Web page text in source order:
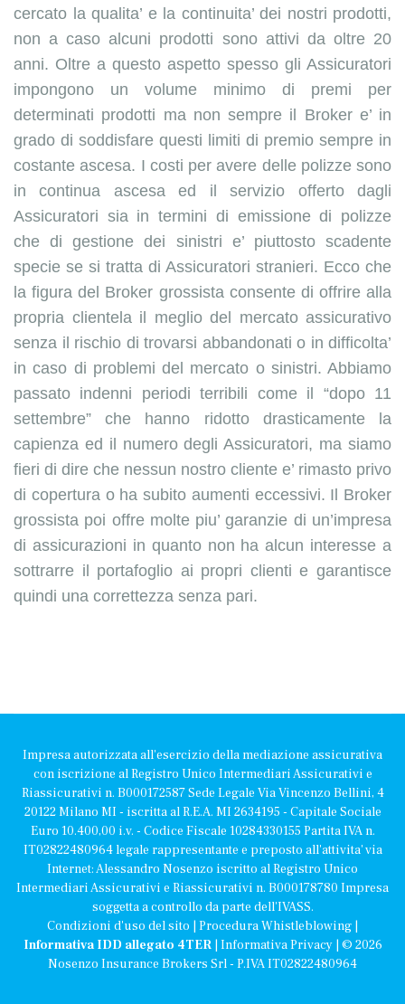
cercato la qualita’ e la continuita’ dei nostri prodotti,
non a caso alcuni prodotti sono attivi da oltre 20
anni. Oltre a questo aspetto spesso gli Assicuratori
impongono un volume minimo di premi per
determinati prodotti ma non sempre il Broker e’ in
grado di soddisfare questi limiti di premio sempre in
costante ascesa. I costi per avere delle polizze sono
in continua ascesa ed il servizio offerto dagli
Assicuratori sia in termini di emissione di polizze
che di gestione dei sinistri e’ piuttosto scadente
specie se si tratta di Assicuratori stranieri. Ecco che
la figura del Broker grossista consente di offrire alla
propria clientela il meglio del mercato assicurativo
senza il rischio di trovarsi abbandonati o in difficolta’
in caso di problemi del mercato o sinistri. Abbiamo
passato indenni periodi terribili come il “dopo 11
settembre” che hanno ridotto drasticamente la
capienza ed il numero degli Assicuratori, ma siamo
fieri di dire che nessun nostro cliente e’ rimasto privo
di copertura o ha subito aumenti eccessivi. Il Broker
grossista poi offre molte piu’ garanzie di un’impresa
di assicurazioni in quanto non ha alcun interesse a
sottrarre il portafoglio ai propri clienti e garantisce
quindi una correttezza senza pari.
Impresa autorizzata all'esercizio della mediazione assicurativa
con iscrizione al Registro Unico Intermediari Assicurativi e
Riassicurativi n. B000172587 Sede Legale Via Vincenzo Bellini, 4
20122 Milano MI - iscritta al R.E.A. MI 2634195 - Capitale Sociale
Euro 10.400,00 i.v. - Codice Fiscale 10284330155 Partita IVA n.
IT02822480964 legale rappresentante e preposto all'attivita' via
Internet: Alessandro Nosenzo iscritto al Registro Unico
Intermediari Assicurativi e Riassicurativi n. B000178780 Impresa
soggetta a controllo da parte dell'IVASS.
Condizioni d'uso del sito | Procedura Whistleblowing |
Informativa IDD allegato 4TER| Informativa Privacy| © 2026
Nosenzo Insurance Brokers Srl - P.IVA IT02822480964